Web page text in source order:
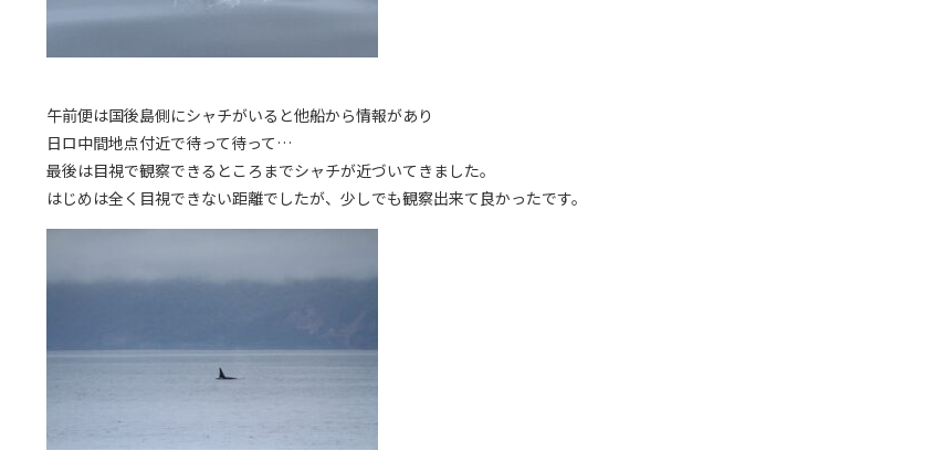
午前便は国後島側にシャチがいると他船から情報があり
日ロ中間地点付近で待って待って…
最後は目視で観察できるところまでシャチが近づいてきました。
はじめは全く目視できない距離でしたが、少しでも観察出来て良かったです。